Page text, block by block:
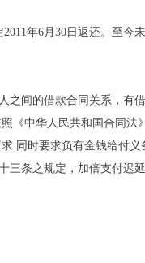
年6月30日返还。至今
间的借款合同关系，有
《中华人民共和国合同
.同时要求负有金钱给付
条之规定，加倍支付迟